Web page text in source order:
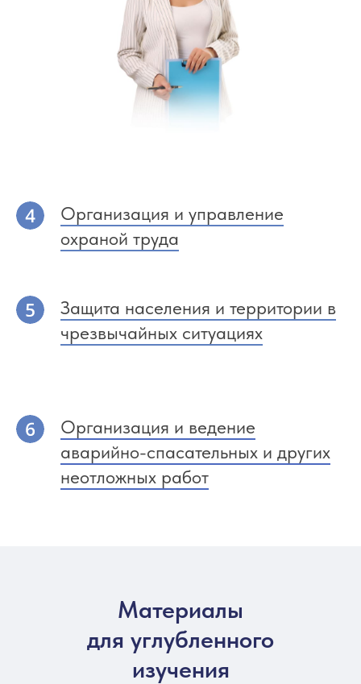
Организация и управление
охраной труда
Защита населения и территории в
чрезвычайных ситуациях
Организация и ведение
аварийно-спасательных и других
неотложных работ
Материалы
для углубленного
изучения